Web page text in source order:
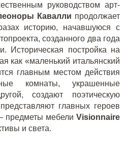
руководством арт-
Кавалли продолжает
историю, начавшуюся с
созданного два года
Историческая постройка на
как «маленький итальянский
главным местом действия
комнаты, украшенные
создают поэтическую
главных героев
предметы мебели Visionnaire
и света.